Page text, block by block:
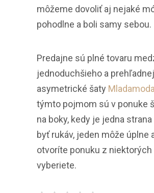
môžeme dovoliť aj nejaké
pohodlne a boli samy sebou.
Predajne sú plné tovaru
jednoduchšieho a
asymetrické šaty
týmto pojmom sú v ponuke
na boky, kedy je jedna
byť rukáv, jeden môže úplne
otvoríte ponuku z
vyberiete.